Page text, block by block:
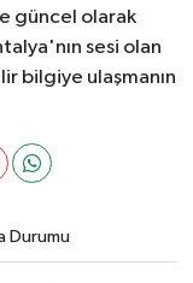
güncel olarak
sesi olan
bilgiye ulaşmanın
Durumu